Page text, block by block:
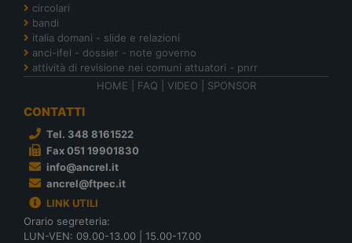
circolari
bandi
italia domani - slide e relazioni
anci-ifel - dossier - note governo
attività di revisione nei comuni attuatori - pnrr
HOME
FAQ VIDEO SPONSOR
CONTATTI
Tel. 348 8161522
Fax 051 19901830
info@ancrel.it
ancrel@ftpec.it
LINK UTILI
Orario segreteria:
LUN-VEN: 09.00-13.00 | 15.00-17.00